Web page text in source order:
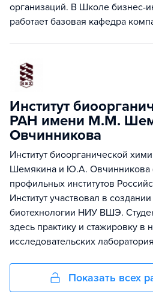
организаций. В Школе
работает базовая кафедра
Институт
РАН имени М.М.
Овчинникова
Институт биоорганической
Шемякина и Ю.А. Овчинникова
профильных институтов
Институт участвовал в
биотехнологии НИУ ВШЭ.
здесь практику и стажировку в
исследовательских
Показать всех